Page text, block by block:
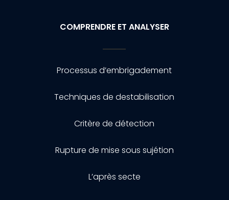
COMPRENDRE ET ANALYSER
Processus d’embrigadement
Techniques de destabilisation
Critère de détection
Rupture de mise sous sujétion
L’après secte